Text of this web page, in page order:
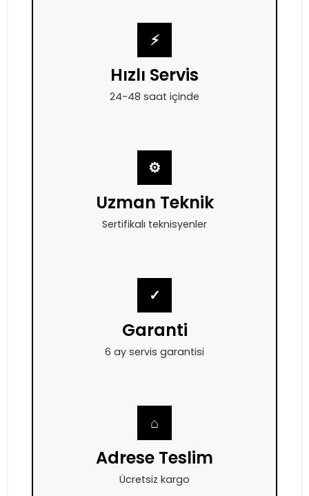
⚡
Hızlı Servis
24-48 saat içinde
⚙
Uzman Teknik
Sertifikalı teknisyenler
✓
Garanti
6 ay servis garantisi
⌂
Adrese Teslim
Ücretsiz kargo